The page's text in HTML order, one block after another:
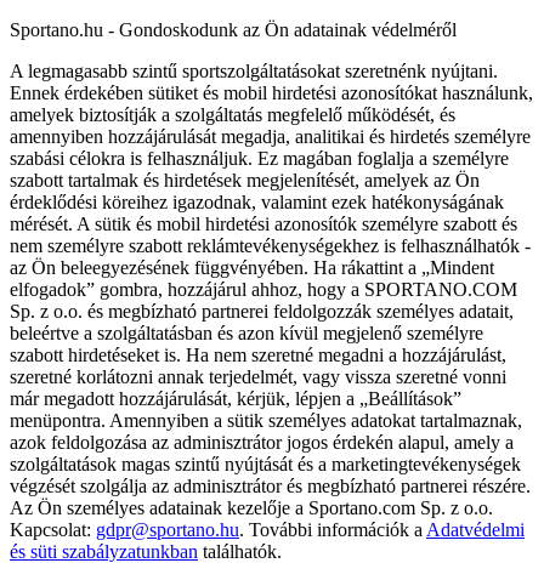
Sportano.hu - Gondoskodunk az Ön adatainak védelméről
A legmagasabb szintű sportszolgáltatásokat szeretnénk nyújtani.
Ennek érdekében sütiket és mobil hirdetési azonosítókat használunk,
amelyek biztosítják a szolgáltatás megfelelő működését, és
amennyiben hozzájárulását megadja, analitikai és hirdetés személyre
szabási célokra is felhasználjuk. Ez magában foglalja a személyre
szabott tartalmak és hirdetések megjelenítését, amelyek az Ön
érdeklődési köreihez igazodnak, valamint ezek hatékonyságának
mérését. A sütik és mobil hirdetési azonosítók személyre szabott és
nem személyre szabott reklámtevékenységekhez is felhasználhatók -
az Ön beleegyezésének függvényében. Ha rákattint a „Mindent
elfogadok” gombra, hozzájárul ahhoz, hogy a SPORTANO.COM
Sp. z o.o. és megbízható partnerei feldolgozzák személyes adatait,
beleértve a szolgáltatásban és azon kívül megjelenő személyre
szabott hirdetéseket is. Ha nem szeretné megadni a hozzájárulást,
szeretné korlátozni annak terjedelmét, vagy vissza szeretné vonni
már megadott hozzájárulását, kérjük, lépjen a „Beállítások”
menüpontra. Amennyiben a sütik személyes adatokat tartalmaznak,
azok feldolgozása az adminisztrátor jogos érdekén alapul, amely a
szolgáltatások magas szintű nyújtását és a marketingtevékenységek
végzését szolgálja az adminisztrátor és megbízható partnerei részére.
Az Ön személyes adatainak kezelője a Sportano.com Sp. z o.o.
Kapcsolat: gdpr@sportano.hu. További információk a Adatvédelmi
és süti szabályzatunkban találhatók.